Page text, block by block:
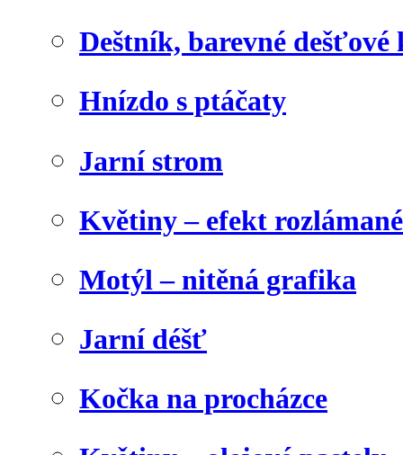
Deštník, barevné dešťové
Hnízdo s ptáčaty
Jarní strom
Květiny – efekt
Motýl – nitěná grafika
Jarní déšť
Kočka na procházce